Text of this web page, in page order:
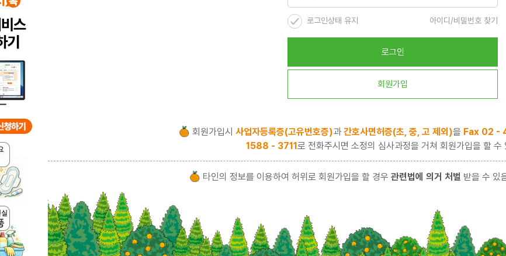
로그인상태 유지 아이디/비밀번호 찾기
로그인
회원가입
회원가입시 사업자등록증(고유번호증)과간호사면허증(초, 중, 고 제외)을 Fax 02 -
1588 - 3711로 전화주시면 소정의 심사과정을 거쳐 회원가입을 할 수
타인의 정보를 이용하여 허위로 회원가입을 할 경우 관련법에 의거 처벌 받을 수 있